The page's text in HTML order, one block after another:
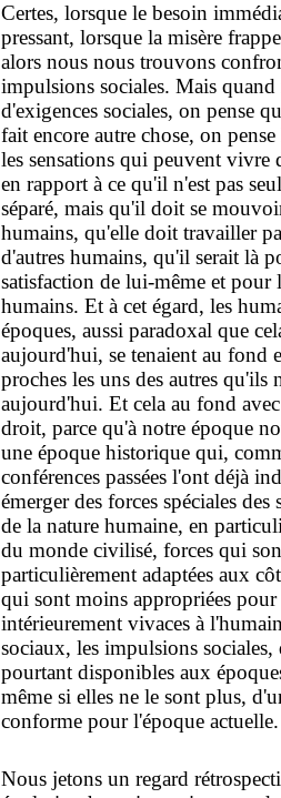
Certes, lorsque le besoin
pressant, lorsque la misère
alors nous nous trouvons
impulsions sociales. Mais quand
d'exigences sociales, on pense
fait encore autre chose, on
les sensations qui peuvent vivre
en rapport à ce qu'il n'est pas
séparé, mais qu'il doit se
humains, qu'elle doit travailler
d'autres humains, qu'il serait là
satisfaction de lui-même et pour
humains. Et à cet égard, les
époques, aussi paradoxal que
aujourd'hui, se tenaient au fond
proches les uns des autres qu'ils
aujourd'hui. Et cela au fond
droit, parce qu'à notre époque
une époque historique qui,
conférences passées l'ont déjà
émerger des forces spéciales des
de la nature humaine, en
du monde civilisé, forces qui
particulièrement adaptées aux
qui sont moins appropriées
intérieurement vivaces à
sociaux, les impulsions sociales,
pourtant disponibles aux
même si elles ne le sont plus,
conforme pour l'époque actuelle.
Nous jetons un regard